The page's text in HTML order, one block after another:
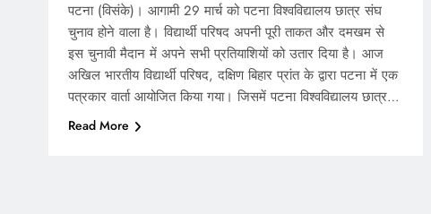
पटना (विसंके)। आगामी 29 मार्च को पटना विश्वविद्यालय छात्र संघ
चुनाव होने वाला है। विद्यार्थी परिषद अपनी पूरी ताकत और दमखम से
इस चुनावी मैदान में अपने सभी प्रतियाशियों को उतार दिया है। आज
अखिल भारतीय विद्यार्थी परिषद, दक्षिण बिहार प्रांत के द्वारा पटना में एक
पत्रकार वार्ता आयोजित किया गया। जिसमें पटना विश्वविद्यालय छात्र…
Read More